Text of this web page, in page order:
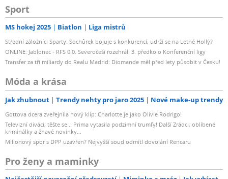
Sport
MS hokej 2025 Biatlon Liga mistrů
Střední záložníci Sparty: Sochůrek bojuje s konkurencí, udrží se na Letné Hollý?
ONLINE: Jablonec - RFS 0:0. Severočeši rozehráli 3. předkolo Konferenční ligy
Transfer za tři miliardy do Realu Madrid: Diomande měl před lety působit v Česku!
Móda a krása
Jak zhubnout Trendy nehty pro jaro 2025 Nové make-up trendy
Gottova dcera zveřejnila nový klip: Charlotte je jako Olivie Rodrigo!
Televizní diváci, těšte se... Prima vytasila podzimní trumfy! Další Zrádci, oblíbené
kriminálky a žhavé novinky...
Milionový spor s DPP uzavřen? Nejvyšší soud odmítl dovolání Rencaru
Pro ženy a maminky